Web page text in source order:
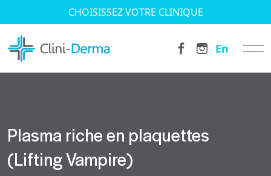
CHOISISSEZ VOTRE CLINIQUE
En
Plasma riche en plaquettes
(Lifting Vampire)